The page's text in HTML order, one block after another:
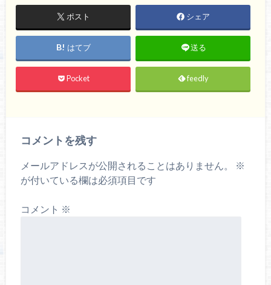
ポスト シェア
はてブ 送る
Pocket feedly
コメントを残す
メールアドレスが公開されることはありません。
※
が付いている欄は必須項目です
コメント ※